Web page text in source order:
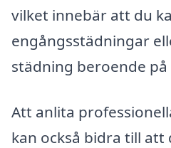
vilket innebär att du
engångsstädningar
städning beroende
Att anlita
kan också bidra till att